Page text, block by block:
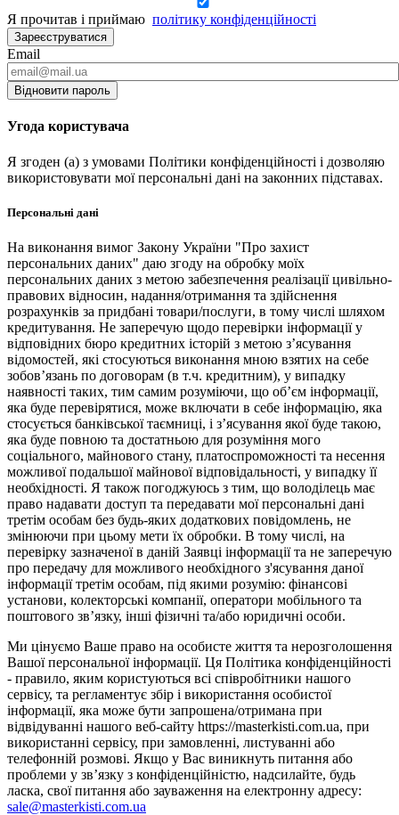
Я прочитав і приймаю політику конфіденційності
Зареєструватися
Email
Відновити пароль
Угода користувача
Я згоден (а) з умовами Політики конфіденційності і дозволяю
використовувати мої персональні дані на законних підставах.
Персональні дані
На виконання вимог Закону України "Про захист
персональних даних" даю згоду на обробку моїх
персональних даних з метою забезпечення реалізації цивільно-
правових відносин, надання/отримання та здійснення
розрахунків за придбані товари/послуги, в тому числі шляхом
кредитування. Не заперечую щодо перевірки інформації у
відповідних бюро кредитних історій з метою з’ясування
відомостей, які стосуються виконання мною взятих на себе
зобов’язань по договорам (в т.ч. кредитним), у випадку
наявності таких, тим самим розуміючи, що об’єм інформації,
яка буде перевірятися, може включати в себе інформацію, яка
стосується банківської таємниці, і з’ясування якої буде такою,
яка буде повною та достатньою для розуміння мого
соціального, майнового стану, платоспроможності та несення
можливої подальшої майнової відповідальності, у випадку її
необхідності. Я також погоджуюсь з тим, що володілець має
право надавати доступ та передавати мої персональні дані
третім особам без будь-яких додаткових повідомлень, не
змінюючи при цьому мети їх обробки. В тому числі, на
перевірку зазначеної в даній Заявці інформації та не заперечую
про передачу для можливого необхідного з'ясування даної
інформації третім особам, під якими розумію: фінансові
установи, колекторські компанії, оператори мобільного та
поштового зв’язку, інші фізичні та/або юридичні особи.
Ми цінуємо Ваше право на особисте життя та нерозголошення
Вашої персональної інформації. Ця Політика конфіденційності
- правило, яким користуються всі співробітники нашого
сервісу, та регламентує збір і використання особистої
інформації, яка може бути запрошена/отримана при
відвідуванні нашого веб-сайту https://masterkisti.com.ua, при
використанні сервісу, при замовленні, листуванні або
телефонній розмові. Якщо у Вас виникнуть питання або
проблеми у зв’язку з конфіденційністю, надсилайте, будь
ласка, свої питання або зауваження на електронну адресу:
sale@masterkisti.com.ua